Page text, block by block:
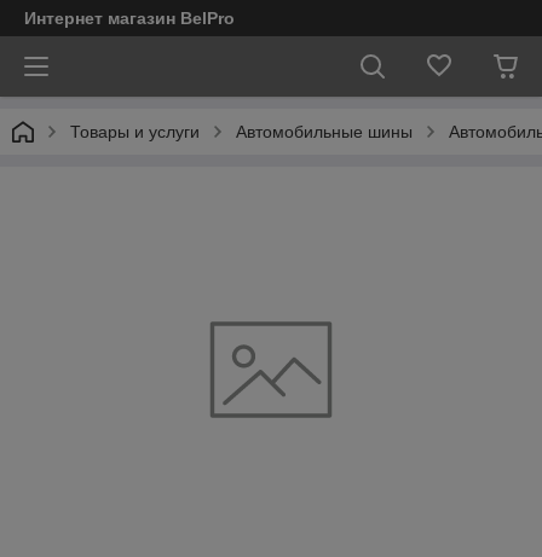
Интернет магазин BelPro
Товары и услуги Автомобильные шины